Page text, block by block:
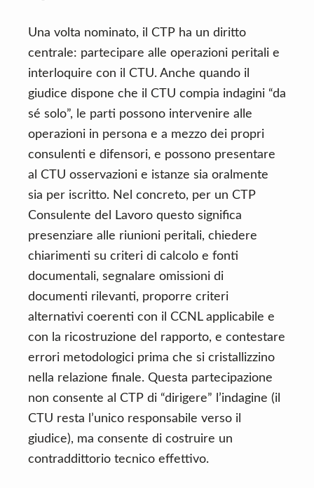
Una volta nominato, il CTP ha un diritto
centrale: partecipare alle operazioni peritali e
interloquire con il CTU. Anche quando il
giudice dispone che il CTU compia indagini “da
sé solo”, le parti possono intervenire alle
operazioni in persona e a mezzo dei propri
consulenti e difensori, e possono presentare
al CTU osservazioni e istanze sia oralmente
sia per iscritto. Nel concreto, per un CTP
Consulente del Lavoro questo significa
presenziare alle riunioni peritali, chiedere
chiarimenti su criteri di calcolo e fonti
documentali, segnalare omissioni di
documenti rilevanti, proporre criteri
alternativi coerenti con il CCNL applicabile e
con la ricostruzione del rapporto, e contestare
errori metodologici prima che si cristallizzino
nella relazione finale. Questa partecipazione
non consente al CTP di “dirigere” l’indagine (il
CTU resta l’unico responsabile verso il
giudice), ma consente di costruire un
contraddittorio tecnico effettivo.